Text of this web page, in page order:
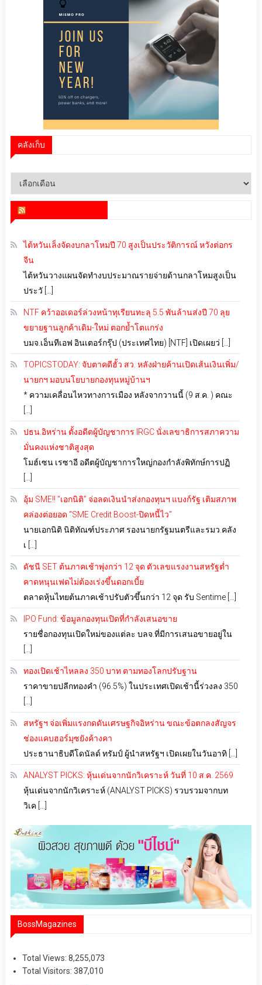
คลังเก็บ
คลัง
ไต้หวันเล็งจัดงบกลาโหมปี 70 สูงเป็นประวัติการณ์ หวังต่อกร
จีน
ไต้หวันวางแผนจัดทำงบประมาณรายจ่ายด้านกลาโหมสูงเป็น
ประวั […]
NTF คว้าออเดอร์ล่วงหน้าทุเรียนทะลุ 5.5 พันล้านส่งปี 70 ลุย
ขยายฐานลูกค้าเดิม-ใหม่ ตอกย้ำโตแกร่ง
บมจ.เอ็นทีเอฟ อินเตอร์กรุ๊ป (ประเทศไทย) [NTF] เปิดเผยว่ […]
TOPICSTODAY: จับตาคดีฮั้ว สว. หลังฝ่ายค้านเปิดเส้นเงินเพิ่ม/
นายกฯ มอบนโยบายกองทุนหมู่บ้านฯ
* ความเคลื่อนไหวทางการเมือง หลังจากวานนี้ (9 ส.ค. ) คณะ
ปธน.อิหร่าน ตั้งอดีตผู้บัญชาการ IRGC นั่งเลขาธิการสภาความ
มั่นคงแห่งชาติสูงสุด
โมฮ์เซน เรซาอี อดีตผู้บัญชาการใหญ่กองกำลังพิทักษ์การปฏิ
อุ้ม SME!! “เอกนิติ” จ่อลดเงินนำส่งกองทุนฯ แบงก์รัฐ เติมสภาพ
คล่องต่อยอด “SME Credit Boost-ปิดหนี้ไว”
นายเอกนิติ นิติทัณฑ์ประภาศ รองนายกรัฐมนตรีและรมว.คลัง
เ […]
ดัชนี SET ต้นภาคเช้าพุ่งกว่า 12 จุด ตัวเลขแรงงานสหรัฐต่ำ
คาดหนุนเฟดไม่ต้องเร่งขึ้นดอกเบี้ย
ตลาดหุ้นไทยต้นภาคเช้าปรับตัวขึ้นกว่า 12 จุด รับ Sentime […]
IPO Fund: ข้อมูลกองทุนเปิดที่กำลังเสนอขาย
รายชื่อกองทุนเปิดใหม่ของแต่ละ บลจ.ที่มีการเสนอขายอยู่ใน
ทองเปิดเช้าไหลลง 350 บาท ตามทองโลกปรับฐาน
ราคาขายปลีกทองคำ (96.5%) ในประเทศเปิดเช้านี้ร่วงลง 350
สหรัฐฯ จ่อเพิ่มแรงกดดันเศรษฐกิจอิหร่าน ขณะข้อตกลงสัญจร
ช่องแคบฮอร์มุซยังค้างคา
ประธานาธิบดีโดนัลด์ ทรัมป์ ผู้นำสหรัฐฯ เปิดเผยในวันอาทิ […]
ANALYST PICKS: หุ้นเด่นจากนักวิเคราะห์ วันที่ 10 ส.ค. 2569
หุ้นเด่นจากนักวิเคราะห์ (ANALYST PICKS) รวบรวมจากบท
วิเค […]
BossMagazines
Total Views: 8,255,073
Total Visitors: 387,010